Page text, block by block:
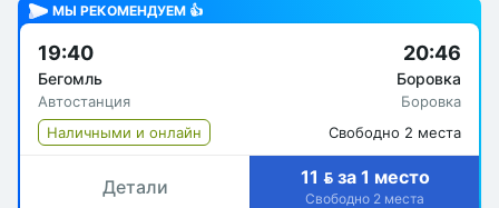
МЫ РЕКОМЕНДУЕМ 👍
19:40
Бегомль
Автостанция
20:46
Боровка
Боровка
Наличными и онлайн
Свободно 2 места
Детали 11  за 1 место
Свободно 2 места